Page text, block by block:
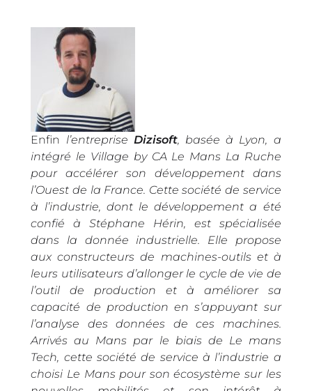
Enfin l’entreprise Dizisoft, basée à Lyon, a
intégré le Village by CA Le Mans La Ruche
pour accélérer son développement dans
l’Ouest de la France. Cette société de service
à l’industrie, dont le développement a été
confié à Stéphane Hérin, est spécialisée
dans la donnée industrielle. Elle propose
aux constructeurs de machines-outils et à
leurs utilisateurs d’allonger le cycle de vie de
l’outil de production et à améliorer sa
capacité de production en s’appuyant sur
l’analyse des données de ces machines.
Arrivés au Mans par le biais de Le mans
Tech, cette société de service à l’industrie a
choisi Le Mans pour son écosystème sur les